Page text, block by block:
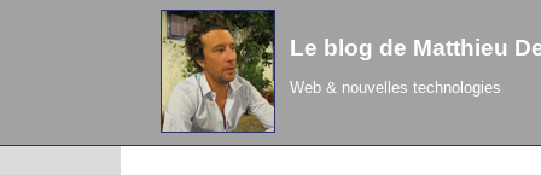
Le blog de Matthieu
Web & nouvelles technologies